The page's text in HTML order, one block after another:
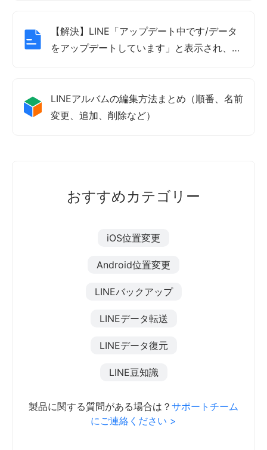
【解決】LINE「アップデート中です/データ
をアップデートしています」と表示され、動
LINEアルバムの編集方法まとめ（順番、名前
変更、追加、削除など）
おすすめカテゴリー
iOS位置変更
Android位置変更
LINEバックアップ
LINEデータ転送
LINEデータ復元
LINE豆知識
製品に関する質問がある場合は？ サポートチーム
にご連絡ください >